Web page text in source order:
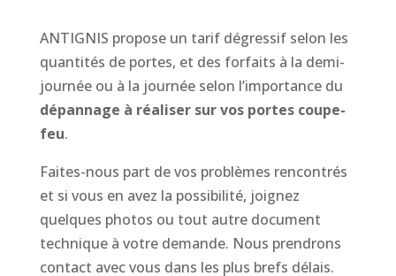
ANTIGNIS propose un tarif dégressif selon les
quantités de portes, et des forfaits à la demi-
journée ou à la journée selon l’importance du
dépannage à réaliser sur vos portes coupe-
feu.
Faites-nous part de vos problèmes rencontrés
et si vous en avez la possibilité, joignez
quelques photos ou tout autre document
technique à votre demande. Nous prendrons
contact avec vous dans les plus brefs délais.